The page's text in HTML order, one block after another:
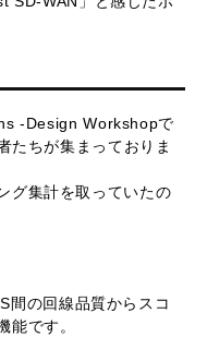
-Design Workshopで
たちが集まっておりま
グ集計を取っていたの
の回線品質からスコ
能です。